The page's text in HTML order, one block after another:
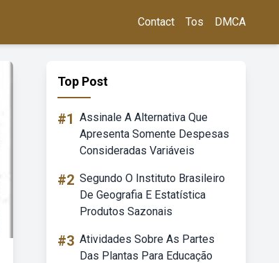
Contact Tos DMCA
Top Post
#1 Assinale A Alternativa Que
Apresenta Somente Despesas
Consideradas Variáveis
#2 Segundo O Instituto Brasileiro
De Geografia E Estatística
Produtos Sazonais
#3 Atividades Sobre As Partes
Das Plantas Para Educação